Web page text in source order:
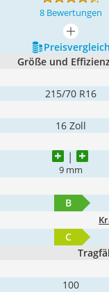
8 Bewertungen
mehr
Preis­vergleich
Größe und
215/70 R16
16 Zoll
9 mm
B
C
100